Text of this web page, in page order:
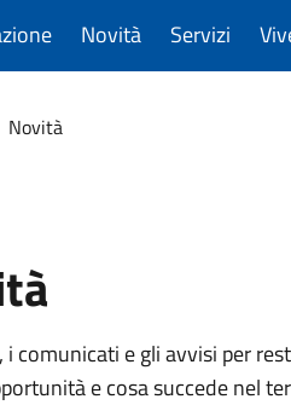
Novità Servizi
Novità
i comunicati e gli avvisi per
e cosa succede nel